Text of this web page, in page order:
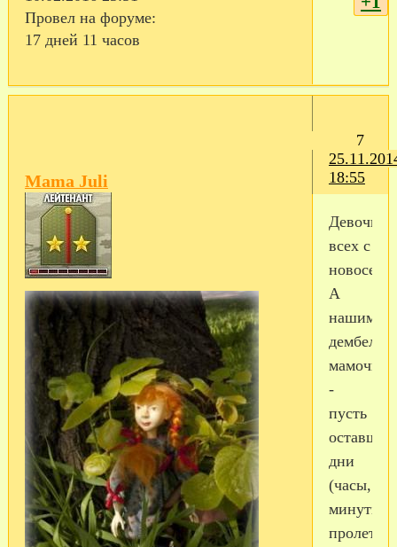
Провел на форуме:
17 дней 11 часов
7
18:55
Mama Juli
Девочки,
всех с
А
нашим
дембель-
мамочкам
-
пусть
дни
(часы,
минуты)
пролетят